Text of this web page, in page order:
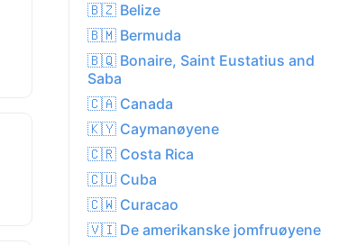
🇧🇿 Belize
🇧🇲 Bermuda
🇧🇶 Bonaire, Saint Eustatius and
Saba
🇨🇦 Canada
🇰🇾 Caymanøyene
🇨🇷 Costa Rica
🇨🇺 Cuba
🇨🇼 Curacao
🇻🇮 De amerikanske jomfruøyene